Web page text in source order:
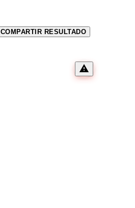
COMPARTIR RESULTADO